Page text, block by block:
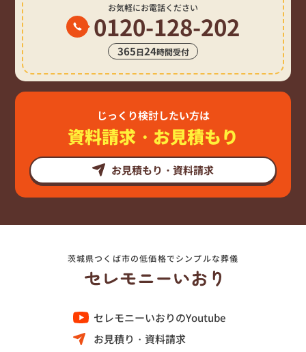
お気軽にお電話ください
0120-128-202
365日24時間受付
じっくり検討したい方は
資料請求・お見積もり
お見積もり・資料請求
茨城県つくば市の低価格でシンプルな葬儀
セレモニーいおりのYoutube
お見積り・資料請求